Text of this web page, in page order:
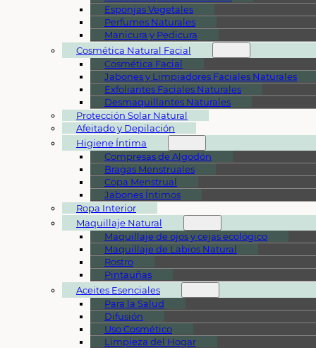
Esponjas Vegetales
Perfumes Naturales
Manicura y Pedicura
Cosmética Natural Facial
Cosmética Facial
Jabones y Limpiadores Faciales Naturales
Exfoliantes Faciales Naturales
Desmaquillantes Naturales
Protección Solar Natural
Afeitado y Depilación
Higiene Íntima
Compresas de Algodón
Bragas Menstruales
Copa Menstrual
Jabones Íntimos
Ropa Interior
Maquillaje Natural
Maquillaje de ojos y cejas ecológico
Maquillaje de Labios Natural
Rostro
Pintauñas
Aceites Esenciales
Para la Salud
Difusión
Uso Cosmético
Limpieza del Hogar